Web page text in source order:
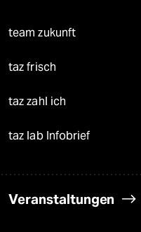
team zukunft
taz frisch
taz zahl ich
taz lab Infobrief
Veranstaltungen